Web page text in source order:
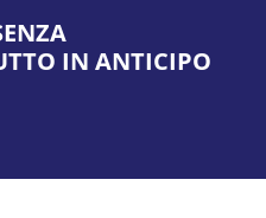
IN ANTICIPO